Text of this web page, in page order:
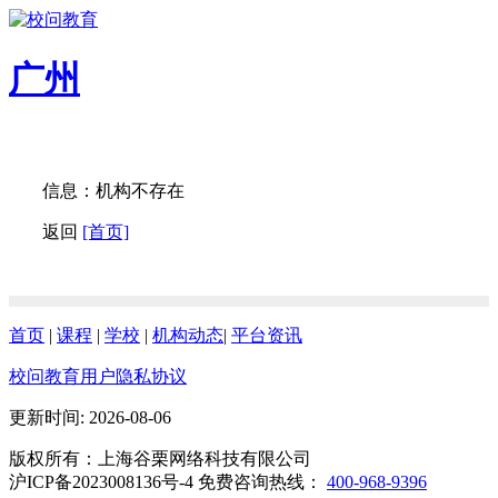
广州
信息：机构不存在
返回 [首页]
首页 | 课程 | 学校 | 机构动态| 平台资讯
校问教育用户隐私协议
更新时间: 2026-08-06
版权所有：上海谷栗网络科技有限公司
沪ICP备2023008136号-4 免费咨询热线： 400-968-9396